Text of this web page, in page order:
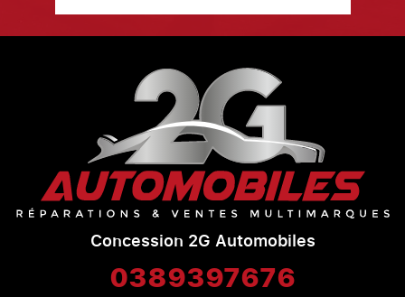
Concession 2G Automobiles
0389397676